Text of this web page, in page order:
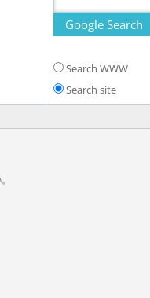
Search WWW
Search site